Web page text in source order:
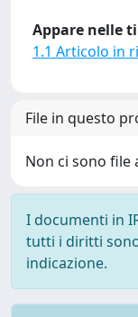
Appare nelle
1.1 Articolo in
File in questo
Non ci sono file
I documenti in
tutti i diritti
indicazione.